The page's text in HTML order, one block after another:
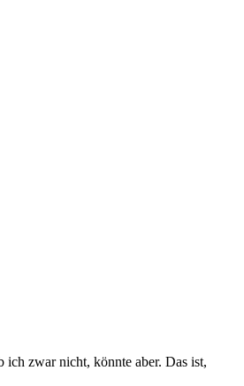
ich zwar nicht, könnte aber. Das ist,